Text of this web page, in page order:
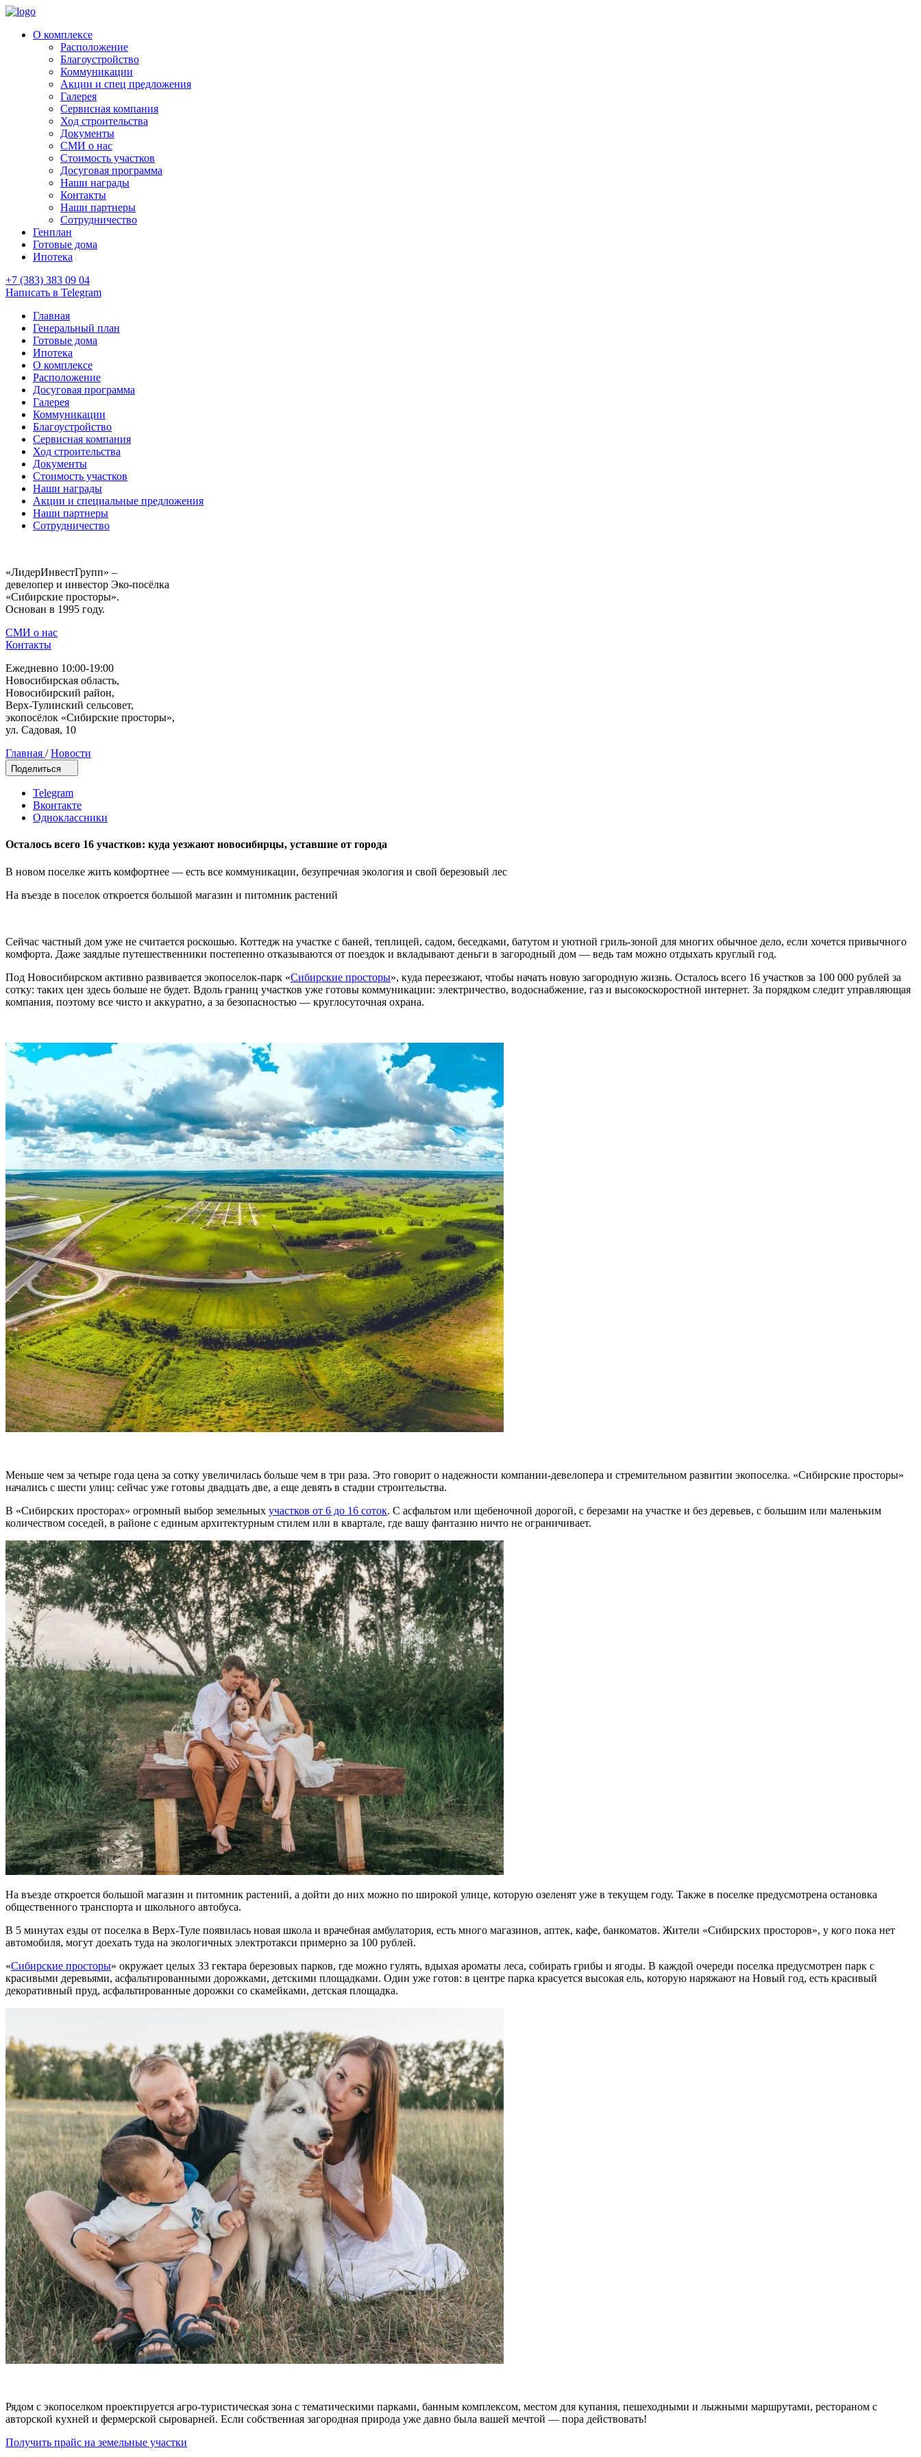
О комплексе
Расположение
Благоустройство
Коммуникации
Акции и спец предложения
Галерея
Сервисная компания
Ход строительства
Документы
СМИ о нас
Стоимость участков
Досуговая программа
Наши награды
Контакты
Наши партнеры
Сотрудничество
Генплан
Готовые дома
Ипотека
+7 (383) 383 09 04
Написать в Telegram
Главная
Генеральный план
Готовые дома
Ипотека
О комплексе
Расположение
Досуговая программа
Галерея
Коммуникации
Благоустройство
Сервисная компания
Ход строительства
Документы
Стоимость участков
Наши награды
Акции и специальные предложения
Наши партнеры
Сотрудничество
«ЛидерИнвестГрупп» –
девелопер и инвестор Эко-посёлка
«Сибирские просторы».
Основан в 1995 году.
СМИ о нас
Контакты
Ежедневно 10:00-19:00
Новосибирская область,
Новосибирский район,
Верх-Тулинский сельсовет,
экопосёлок «Сибирские просторы»,
ул. Садовая, 10
Главная / Новости
Поделиться
Telegram
Вконтакте
Одноклассники
Осталось всего 16 участков: куда уезжают новосибирцы, уставшие от города
В новом поселке жить комфортнее — есть все коммуникации, безупречная экология и свой березовый лес
На въезде в поселок откроется большой магазин и питомник растений
Сейчас частный дом уже не считается роскошью. Коттедж на участке с баней, теплицей, садом, беседками, батутом и уютной гриль-зоной для многих обычное дело, если хочется привычного
комфорта. Даже заядлые путешественники постепенно отказываются от поездок и вкладывают деньги в загородный дом — ведь там можно отдыхать круглый год.
Под Новосибирском активно развивается экопоселок-парк «Сибирские просторы», куда переезжают, чтобы начать новую загородную жизнь. Осталось всего 16 участков за 100 000 рублей за
сотку: таких цен здесь больше не будет. Вдоль границ участков уже готовы коммуникации: электричество, водоснабжение, газ и высокоскоростной интернет. За порядком следит управляющая
компания, поэтому все чисто и аккуратно, а за безопасностью — круглосуточная охрана.
Меньше чем за четыре года цена за сотку увеличилась больше чем в три раза. Это говорит о надежности компании-девелопера и стремительном развитии экопоселка. «Сибирские просторы»
начались с шести улиц: сейчас уже готовы двадцать две, а еще девять в стадии строительства.
В «Сибирских просторах» огромный выбор земельных участков от 6 до 16 соток. С асфальтом или щебеночной дорогой, с березами на участке и без деревьев, с большим или маленьким
количеством соседей, в районе с единым архитектурным стилем или в квартале, где вашу фантазию ничто не ограничивает.
На въезде откроется большой магазин и питомник растений, а дойти до них можно по широкой улице, которую озеленят уже в текущем году. Также в поселке предусмотрена остановка
общественного транспорта и школьного автобуса.
В 5 минутах езды от поселка в Верх-Туле появилась новая школа и врачебная амбулатория, есть много магазинов, аптек, кафе, банкоматов. Жители «Сибирских просторов», у кого пока нет
автомобиля, могут доехать туда на экологичных электротакси примерно за 100 рублей.
«Сибирские просторы» окружает целых 33 гектара березовых парков, где можно гулять, вдыхая ароматы леса, собирать грибы и ягоды. В каждой очереди поселка предусмотрен парк с
красивыми деревьями, асфальтированными дорожками, детскими площадками. Один уже готов: в центре парка красуется высокая ель, которую наряжают на Новый год, есть красивый
декоративный пруд, асфальтированные дорожки со скамейками, детская площадка.
Рядом с экопоселком проектируется агро-туристическая зона с тематическими парками, банным комплексом, местом для купания, пешеходными и лыжными маршрутами, рестораном с
авторской кухней и фермерской сыроварней. Если собственная загородная природа уже давно была вашей мечтой — пора действовать!
Получить прайс на земельные участки